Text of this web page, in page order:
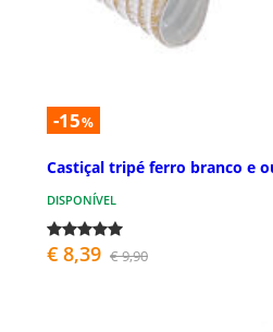
-15%
Castiçal tripé ferro branco e
DISPONÍVEL
€ 8,39 € 9,90